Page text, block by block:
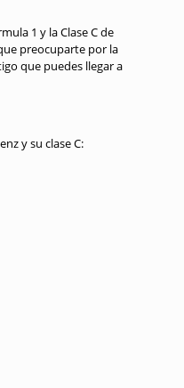
1 y la Clase C de
preocuparte por la
que puedes llegar a
y su clase C: